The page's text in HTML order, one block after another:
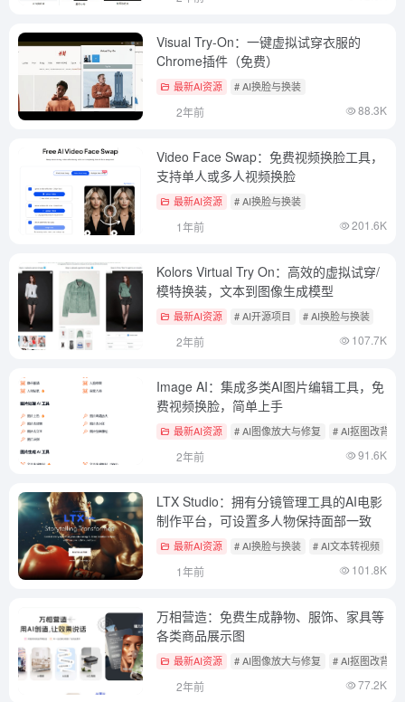
Visual Try-On：一键虚拟试穿衣服的
Chrome插件（免费）
最新AI资源 # AI换脸与换装
2年前 88.3K
Video Face Swap：免费视频换脸工具，
支持单人或多人视频换脸
最新AI资源 # AI换脸与换装
1年前 201.6K
Kolors Virtual Try On：高效的虚拟试穿/
模特换装，文本到图像生成模型
最新AI资源 # AI开源项目 # AI换脸与换装
2年前 107.7K
Image AI：集成多类AI图片编辑工具，免
费视频换脸，简单上手
最新AI资源 # AI图像放大与修复 # AI抠图改背景
2年前 91.6K
LTX Studio：拥有分镜管理工具的AI电影
制作平台，可设置多人物保持面部一致
最新AI资源 # AI换脸与换装 # AI文本转视频
1年前 101.8K
万相营造：免费生成静物、服饰、家具等
各类商品展示图
最新AI资源 # AI图像放大与修复 # AI抠图改背景
2年前 77.2K